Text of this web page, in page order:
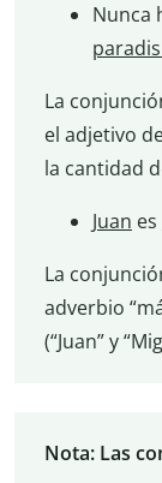
Nunca
La
el adjetivo
la cantidad
Juan es
La
adverbio
(“Juan” y
Nota: Las